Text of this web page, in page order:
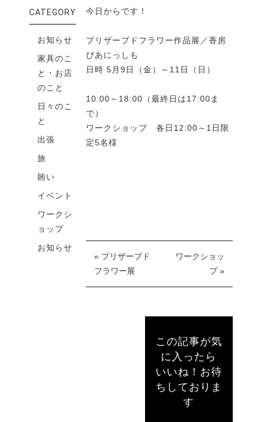
今日からです！
プリザーブドフラワー作品展／香房
ぴあにっしも
日時 5月9日（金）～11日（日）
10:00～18:00（最終日は17:00ま
で）
ワークショップ 各日12:00～1日限
定5名様
« プリザーブド
フラワー展
ワークショッ
プ »
この記事が気
に入ったら
いいね！お待
ちしておりま
す
CATEGORY
お知らせ
家具のこ
と・お店
のこと
日々のこ
と
出張
旅
賄い
イベント
ワークシ
ョップ
お知らせ